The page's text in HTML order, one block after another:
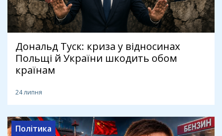
Дональд Туск: криза у відносинах
Польщі й України шкодить обом
країнам
24 липня
Політика